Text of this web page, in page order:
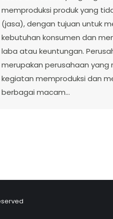
memproduksi produk yang
(jasa), dengan tujuan untuk
kebutuhan konsumen dan
laba atau keuntungan.
merupakan perusahaan yang
kegiatan memproduksi dan
berbagai macam…